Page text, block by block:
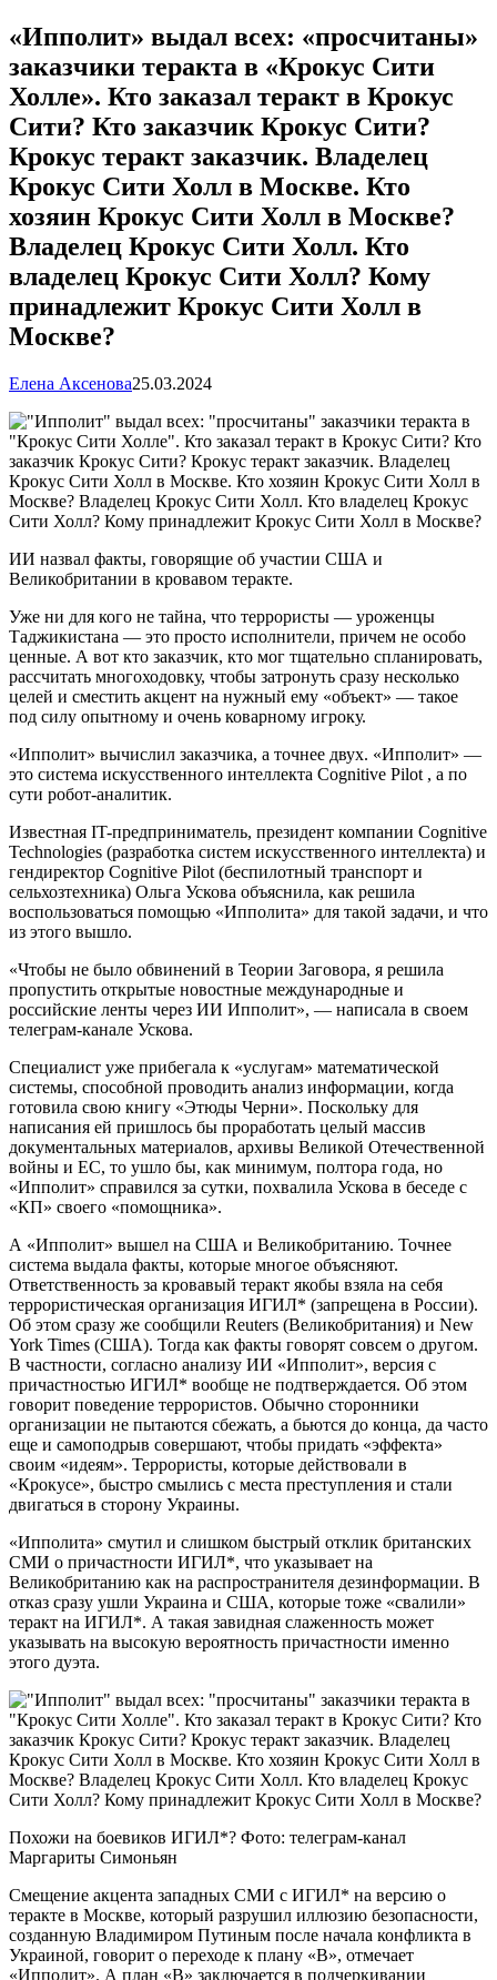
«Ипполит» выдал всех: «просчитаны»
заказчики теракта в «Крокус Сити
Холле». Кто заказал теракт в Крокус
Сити? Кто заказчик Крокус Сити?
Крокус теракт заказчик. Владелец
Крокус Сити Холл в Москве. Кто
хозяин Крокус Сити Холл в Москве?
Владелец Крокус Сити Холл. Кто
владелец Крокус Сити Холл? Кому
принадлежит Крокус Сити Холл в
Москве?
Елена Аксенова25.03.2024
ИИ назвал факты, говорящие об участии США и
Великобритании в кровавом теракте.
Уже ни для кого не тайна, что террористы — уроженцы
Таджикистана — это просто исполнители, причем не особо
ценные. А вот кто заказчик, кто мог тщательно спланировать,
рассчитать многоходовку, чтобы затронуть сразу несколько
целей и сместить акцент на нужный ему «объект» — такое
под силу опытному и очень коварному игроку.
«Ипполит» вычислил заказчика, а точнее двух. «Ипполит» —
это система искусственного интеллекта Cognitive Pilot , а по
сути робот-аналитик.
Известная IT-предприниматель, президент компании Cognitive
Technologies (разработка систем искусственного интеллекта) и
гендиректор Cognitive Pilot (беспилотный транспорт и
сельхозтехника) Ольга Ускова объяснила, как решила
воспользоваться помощью «Ипполита» для такой задачи, и что
из этого вышло.
«Чтобы не было обвинений в Теории Заговора, я решила
пропустить открытые новостные международные и
российские ленты через ИИ Ипполит», — написала в своем
телеграм-канале Ускова.
Специалист уже прибегала к «услугам» математической
системы, способной проводить анализ информации, когда
готовила свою книгу «Этюды Черни». Поскольку для
написания ей пришлось бы проработать целый массив
документальных материалов, архивы Великой Отечественной
войны и ЕС, то ушло бы, как минимум, полтора года, но
«Ипполит» справился за сутки, похвалила Ускова в беседе с
«КП» своего «помощника».
А «Ипполит» вышел на США и Великобританию. Точнее
система выдала факты, которые многое объясняют.
Ответственность за кровавый теракт якобы взяла на себя
террористическая организация ИГИЛ* (запрещена в России).
Об этом сразу же сообщили Reuters (Великобритания) и New
York Times (США). Тогда как факты говорят совсем о другом.
В частности, согласно анализу ИИ «Ипполит», версия с
причастностью ИГИЛ* вообще не подтверждается. Об этом
говорит поведение террористов. Обычно сторонники
организации не пытаются сбежать, а бьются до конца, да часто
еще и самоподрыв совершают, чтобы придать «эффекта»
своим «идеям». Террористы, которые действовали в
«Крокусе», быстро смылись с места преступления и стали
двигаться в сторону Украины.
«Ипполита» смутил и слишком быстрый отклик британских
СМИ о причастности ИГИЛ*, что указывает на
Великобританию как на распространителя дезинформации. В
отказ сразу ушли Украина и США, которые тоже «свалили»
теракт на ИГИЛ*. А такая завидная слаженность может
указывать на высокую вероятность причастности именно
этого дуэта.
Похожи на боевиков ИГИЛ*? Фото: телеграм-канал
Маргариты Симоньян
Смещение акцента западных СМИ с ИГИЛ* на версию о
теракте в Москве, который разрушил иллюзию безопасности,
созданную Владимиром Путиным после начала конфликта в
Украиной, говорит о переходе к плану «В», отмечает
«Ипполит». А план «В» заключается в подчеркивании